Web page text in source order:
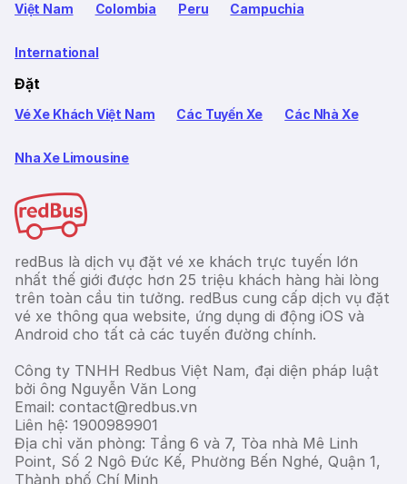
Việt Nam Colombia Peru Campuchia
International
Đặt
Vé Xe Khách Việt Nam Các Tuyến Xe Các Nhà Xe
Nha Xe Limousine
redBus là dịch vụ đặt vé xe khách trực tuyến lớn
nhất thế giới được hơn 25 triệu khách hàng hài lòng
trên toàn cầu tin tưởng. redBus cung cấp dịch vụ đặt
vé xe thông qua website, ứng dụng di động iOS và
Android cho tất cả các tuyến đường chính.
Công ty TNHH Redbus Việt Nam, đại diện pháp luật
bởi ông Nguyễn Văn Long
Email: contact@redbus.vn
Liên hệ: 1900989901
Địa chỉ văn phòng: Tầng 6 và 7, Tòa nhà Mê Linh
Point, Số 2 Ngô Đức Kế, Phường Bến Nghé, Quận 1,
Thành phố Chí Minh